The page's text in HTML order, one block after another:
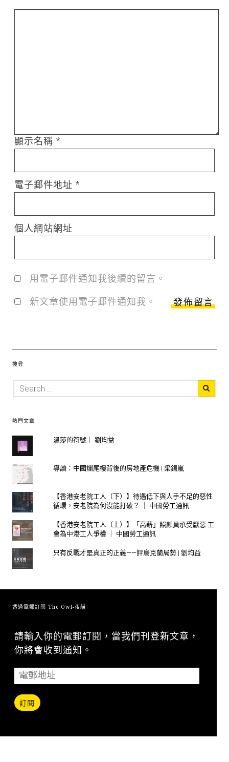
顯示名稱 *
電子郵件地址 *
個人網站網址
用電子郵件通知我後續的留言。
新文章使用電子郵件通知我。
搜尋
熱門文章
溫莎的符號｜ 劉均益
導讀：中國爛尾樓背後的房地產危機 | 梁錫嵐
【香港安老院工人（下）】待遇低下與人手不足的惡性
循環，安老院為何沒能打破？ ｜ 中國勞工通訊
【香港安老院工人（上）】「高薪」照顧員承受厭惡 工
會為中港工人爭權 ｜ 中國勞工通訊
只有反戰才是真正的正義——評烏克蘭局勢 | 劉均益
透過電郵訂閱 The Owl-夜貓
請輸入你的電郵訂閱，當我們刊登新文章，
你將會收到通知。
訂閱